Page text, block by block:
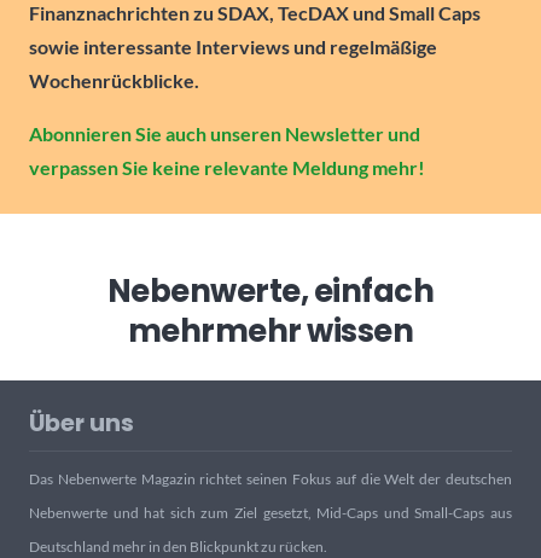
Finanznachrichten zu SDAX, TecDAX und Small Caps
sowie interessante Interviews und regelmäßige
Wochenrückblicke.
Abonnieren Sie auch unseren Newsletter und
verpassen Sie keine relevante Meldung mehr!
Nebenwerte, einfach
mehrmehr wissen
Über uns
Das Nebenwerte Magazin richtet seinen Fokus auf die Welt der deutschen
Nebenwerte und hat sich zum Ziel gesetzt, Mid-Caps und Small-Caps aus
Deutschland mehr in den Blickpunkt zu rücken.